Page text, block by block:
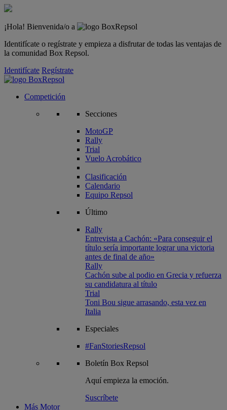
¡Hola! Bienvenida/o a
Identifícate o regístrate y empieza a disfrutar de todas las ventajas de
la comunidad Box Repsol.
Identifícate Regístrate
Competición
Secciones
MotoGP
Rally
Trial
Vuelo Acrobático
Clasificación
Calendario
Equipo Repsol
Último
Rally
Entrevista a Cachón: «Para conseguir el
título sería importante lograr una victoria
antes de final de año»
Rally
Cachón sube al podio en Grecia y refuerza
su candidatura al título
Trial
Toni Bou sigue arrasando, esta vez en
Italia
Especiales
#FanStoriesRepsol
Boletín Box Repsol
Aquí empieza la emoción.
Suscríbete
Más Motor